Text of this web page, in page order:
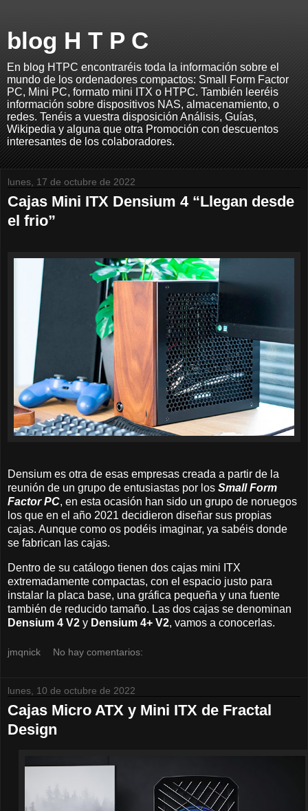
blog H T P C
En blog HTPC encontraréis toda la información sobre el
mundo de los ordenadores compactos: Small Form Factor
PC, Mini PC, formato mini ITX o HTPC. También leeréis
información sobre dispositivos NAS, almacenamiento, o
redes. Tenéis a vuestra disposición Análisis, Guías,
Wikipedia y alguna que otra Promoción con descuentos
interesantes de los colaboradores.
lunes, 17 de octubre de 2022
Cajas Mini ITX Densium 4 “Llegan desde
el frio”
Densium es otra de esas empresas creada a partir de la
reunión de un grupo de entusiastas por los Small Form
Factor PC, en esta ocasión han sido un grupo de noruegos
los que en el año 2021 decidieron diseñar sus propias
cajas. Aunque como os podéis imaginar, ya sabéis donde
se fabrican las cajas.
Dentro de su catálogo tienen dos cajas mini ITX
extremadamente compactas, con el espacio justo para
instalar la placa base, una gráfica pequeña y una fuente
también de reducido tamaño. Las dos cajas se denominan
Densium 4 V2 y Densium 4+ V2, vamos a conocerlas.
jmqnick No hay comentarios:
lunes, 10 de octubre de 2022
Cajas Micro ATX y Mini ITX de Fractal
Design